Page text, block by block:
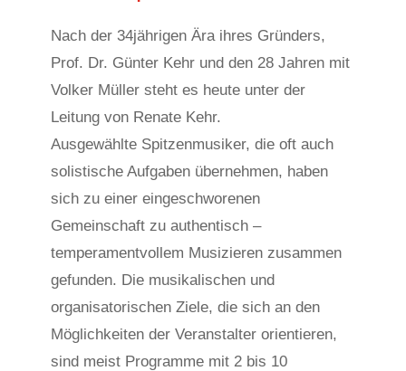
Nach der 34jährigen Ära ihres Gründers,
Prof. Dr. Günter Kehr und den 28 Jahren mit
Volker Müller steht es heute unter der
Leitung von Renate Kehr.
Ausgewählte Spitzenmusiker, die oft auch
solistische Aufgaben übernehmen, haben
sich zu einer eingeschworenen
Gemeinschaft zu authentisch –
temperamentvollem Musizieren zusammen
gefunden. Die musikalischen und
organisatorischen Ziele, die sich an den
Möglichkeiten der Veranstalter orientieren,
sind meist Programme mit 2 bis 10